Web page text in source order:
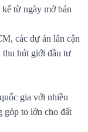
từ ngày mở bán
các dự án lân cận
thu hút giới đầu tư
gia với nhiều
góp to lớn cho đất